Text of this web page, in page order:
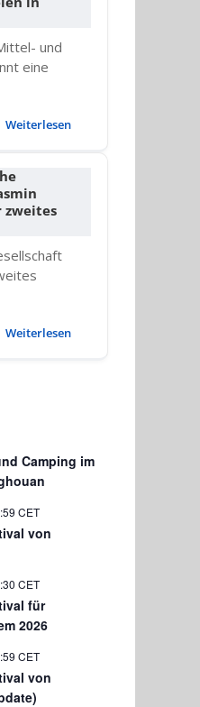
und
eine
Weiterlesen
Weiterlesen
Camping im
CET
von
CET
für
2026
CET
von